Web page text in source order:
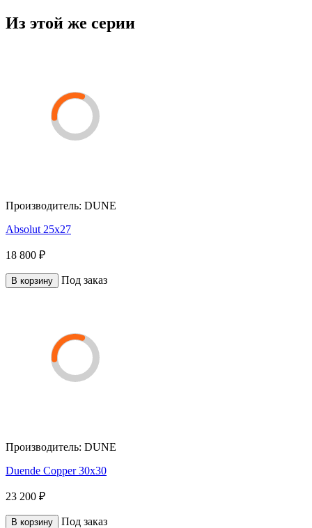
Из этой же серии
Производитель: DUNE
Absolut 25x27
18 800 ₽
В корзину Под заказ
Производитель: DUNE
Duende Copper 30x30
23 200 ₽
В корзину Под заказ